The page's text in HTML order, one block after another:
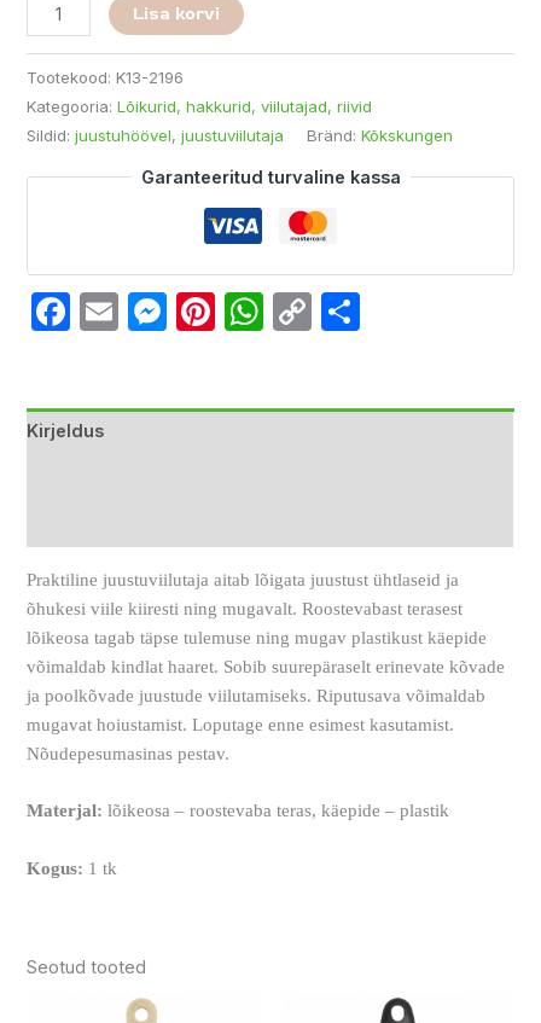
Lisa korvi
Tootekood: K13-2196
Kategooria:Lõikurid, hakkurid, viilutajad, riivid
Sildid:juustuhöövel,juustuviilutaja Bränd:Kõkskungen
Garanteeritud turvaline kassa
Facebook
EmailMessenger
Pinterest
WhatsApp
Copy
Kirjeldus
Praktiline juustuviilutaja aitab lõigata juustust ühtlaseid ja
õhukesi viile kiiresti ning mugavalt. Roostevabast terasest
lõikeosa tagab täpse tulemuse ning mugav plastikust käepide
võimaldab kindlat haaret. Sobib suurepäraselt erinevate kõvade
ja poolkõvade juustude viilutamiseks. Riputusava võimaldab
mugavat hoiustamist. Loputage enne esimest kasutamist.
Nõudepesumasinas pestav.
Materjal: lõikeosa – roostevaba teras, käepide – plastik
Kogus: 1 tk
Seotud tooted